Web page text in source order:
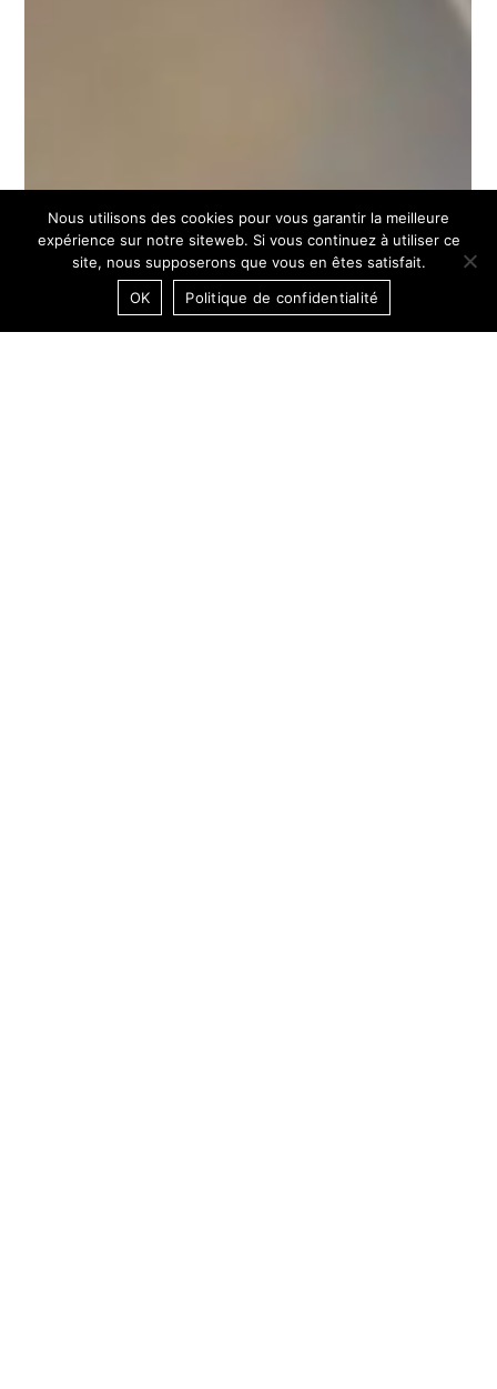
DARK MODE / OFF
Nous utilisons des cookies pour vous garantir la meilleure
expérience sur notre siteweb. Si vous continuez à utiliser ce
site, nous supposerons que vous en êtes satisfait.
OK
Politique de confidentialité